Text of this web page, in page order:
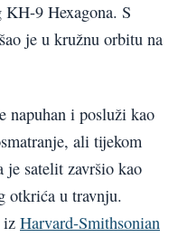
KH-9 Hexagona. S
je u kružnu orbitu na
napuhan i posluži kao
ali tijekom
je satelit završio kao
otkrića u travnju.
iz Harvard-Smithsonian